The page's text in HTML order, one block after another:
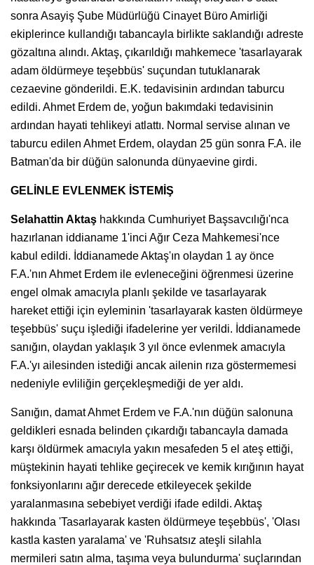
sonra Asayiş Şube Müdürlüğü Cinayet Büro Amirliği
ekiplerince kullandığı tabancayla birlikte saklandığı adreste
gözaltına alındı. Aktaş, çıkarıldığı mahkemece 'tasarlayarak
adam öldürmeye teşebbüs' suçundan tutuklanarak
cezaevine gönderildi. E.K. tedavisinin ardından taburcu
edildi. Ahmet Erdem de, yoğun bakımdaki tedavisinin
ardından hayati tehlikeyi atlattı. Normal servise alınan ve
taburcu edilen Ahmet Erdem, olaydan 25 gün sonra F.A. ile
Batman'da bir düğün salonunda dünyaevine girdi.
GELİNLE EVLENMEK İSTEMİŞ
Selahattin Aktaş hakkında Cumhuriyet Başsavcılığı'nca
hazırlanan iddianame 1'inci Ağır Ceza Mahkemesi'nce
kabul edildi. İddianamede Aktaş'ın olaydan 1 ay önce
F.A.'nın Ahmet Erdem ile evleneceğini öğrenmesi üzerine
engel olmak amacıyla planlı şekilde ve tasarlayarak
hareket ettiği için eyleminin 'tasarlayarak kasten öldürmeye
teşebbüs' suçu işlediği ifadelerine yer verildi. İddianamede
sanığın, olaydan yaklaşık 3 yıl önce evlenmek amacıyla
F.A.'yı ailesinden istediği ancak ailenin rıza göstermemesi
nedeniyle evliliğin gerçekleşmediği de yer aldı.
Sanığın, damat Ahmet Erdem ve F.A.'nın düğün salonuna
geldikleri esnada belinden çıkardığı tabancayla damada
karşı öldürmek amacıyla yakın mesafeden 5 el ateş ettiği,
müştekinin hayati tehlike geçirecek ve kemik kırığının hayat
fonksiyonlarını ağır derecede etkileyecek şekilde
yaralanmasına sebebiyet verdiği ifade edildi. Aktaş
hakkında 'Tasarlayarak kasten öldürmeye teşebbüs', 'Olası
kastla kasten yaralama' ve 'Ruhsatsız ateşli silahla
mermileri satın alma, taşıma veya bulundurma' suçlarından